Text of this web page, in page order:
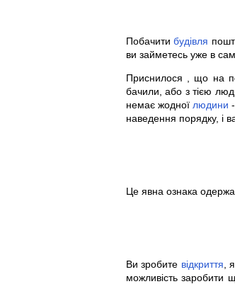
Побачитибудівля
ви займетесь уже в
Приснилося , що на
бачили, або з тією
немає жодної людини
наведення порядку, і
Це явна ознака
Ви зробите відкриття ,
можливість заробити